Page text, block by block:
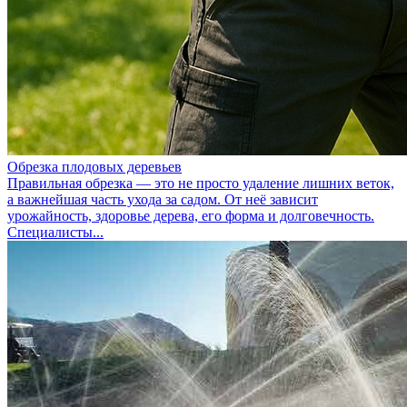
Обрезка плодовых деревьев
Правильная обрезка — это не просто удаление лишних веток,
а важнейшая часть ухода за садом. От неё зависит
урожайность, здоровье дерева, его форма и долговечность.
Специалисты...